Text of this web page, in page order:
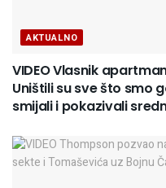
AKTUALNO
VIDEO Vlasnik
Uništili su sve što smo
smijali i pokazivali